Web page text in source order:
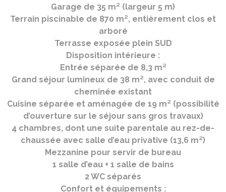
Garage de 35 m² (largeur 5 m)
Terrain piscinable de 870 m², entièrement clos et
arboré
Terrasse exposée plein SUD
Disposition intérieure :
Entrée séparée de 8,3 m²
Grand séjour lumineux de 38 m², avec conduit de
cheminée existant
Cuisine séparée et aménagée de 19 m² (possibilité
d’ouverture sur le séjour sans gros travaux)
4 chambres, dont une suite parentale au rez-de-
chaussée avec salle d’eau privative (13,6 m²)
Mezzanine pour servir de bureau
1 salle d’eau + 1 salle de bains
2 WC séparés
Confort et équipements :